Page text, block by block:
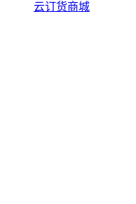
云订货商城